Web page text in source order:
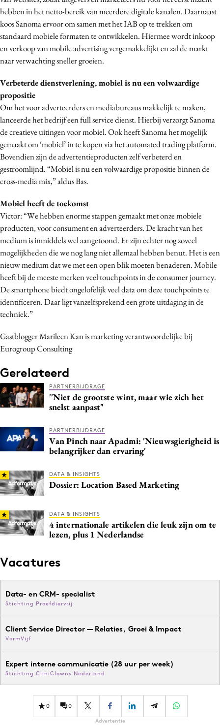
hebben in het netto-bereik van meerdere digitale kanalen. Daarnaast
koos Sanoma ervoor om samen met het IAB op te trekken om
standaard mobiele formaten te ontwikkelen. Hiermee wordt inkoop
en verkoop van mobile advertising vergemakkelijkt en zal de markt
naar verwachting sneller groeien.
Verbeterde dienstverlening, mobiel is nu een volwaardige
propositie
Om het voor adverteerders en mediabureaus makkelijk te maken,
lanceerde het bedrijf een full service dienst. Hierbij verzorgt Sanoma
de creatieve uitingen voor mobiel. Ook heeft Sanoma het mogelijk
gemaakt om ‘mobiel’ in te kopen via het automated trading platform.
Bovendien zijn de advertentieproducten zelf verbeterd en
gestroomlijnd. “Mobiel is nu een volwaardige propositie binnen de
cross-media mix,” aldus Bas.
Mobiel heeft de toekomst
Victor: “We hebben enorme stappen gemaakt met onze mobiele
producten, voor consument en adverteerders. De kracht van het
medium is inmiddels wel aangetoond. Er zijn echter nog zoveel
mogelijkheden die we nog lang niet allemaal hebben benut. Het is een
nieuw medium dat we met een open blik moeten benaderen. Mobile
heeft bij de meeste merken veel touchpoints in de consumer journey.
De smartphone biedt ongelofelijk veel data om deze touchpoints te
identificeren. Daar ligt vanzelfsprekend een grote uitdaging in de
techniek.”
Gastblogger Marileen Kanis marketing verantwoordelijke bij
Eurogroup Consulting
Gerelateerd
PARTNERBIJDRAGE
''Niet de grootste wint, maar wie zich het
snelst aanpast"
PARTNERBIJDRAGE
Van Pinch naar Apadmi: 'Nieuwsgierigheid is
belangrijker dan ervaring'
DATA & INSIGHTS
Dossier: Location Based Marketing
DATA & INSIGHTS
4 internationale artikelen die leuk zijn om te
lezen, plus 1 Nederlandse
Vacatures
Data- en CRM- specialist
Stichting Proefdiervrij
Client Service Director — Relaties, Groei & Impact
VormVijf
Expert interne communicatie (28 uur per week)
Stichting CliniClowns Nederland
0 0
Advertentie